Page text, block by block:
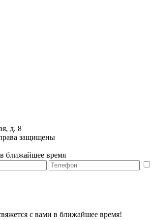
д. 8
защищены
ближайшее время
с вами в ближайшее время!